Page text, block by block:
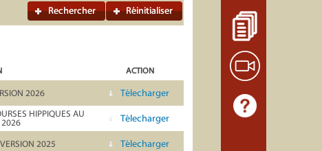
Rechercher Réinitialiser
ACTION
2026 Télecharger
HIPPIQUES AU
2026
Télecharger
2025 Télecharger